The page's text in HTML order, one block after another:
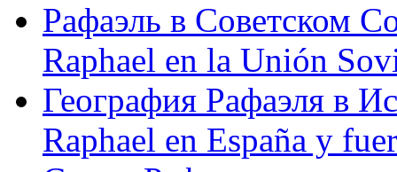
Рафаэль в Советском
Raphael en la Unión
География Рафаэля в
Raphael en España y